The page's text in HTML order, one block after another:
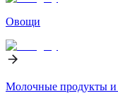
Овощи
Молочные продукты и